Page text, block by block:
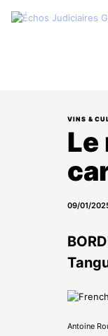
VINS &
Le
09/01/
Antoine